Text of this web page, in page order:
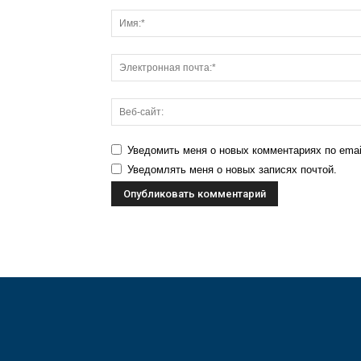
Уведомить меня о новых комментариях по
Уведомлять меня о новых записях почтой.